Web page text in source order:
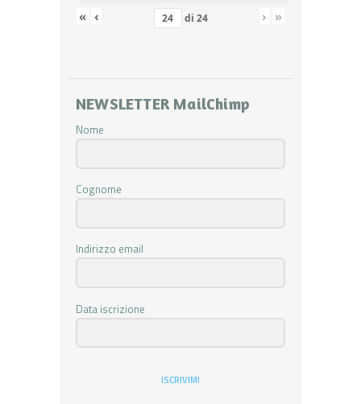
« ‹ di 24 › »
NEWSLETTER MailChimp
Nome
Cognome
Indirizzo email
Data iscrizione
ISCRIVIMI